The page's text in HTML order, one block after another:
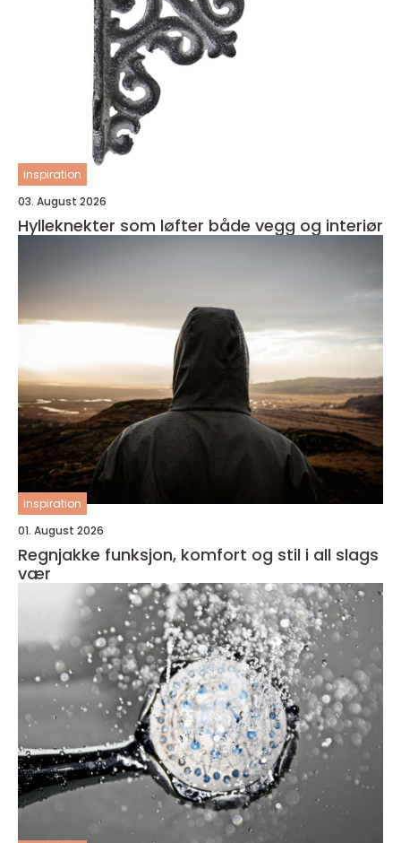
inspiration
03. August 2026
Hylleknekter som løfter både vegg og interiør
inspiration
01. August 2026
Regnjakke funksjon, komfort og stil i all slags
vær